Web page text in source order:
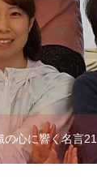
の心に響く名言21